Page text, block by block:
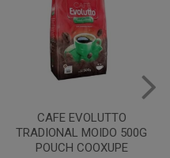
CAFE EVOLUTTO
TRADIONAL MOIDO 500G
POUCH COOXUPE